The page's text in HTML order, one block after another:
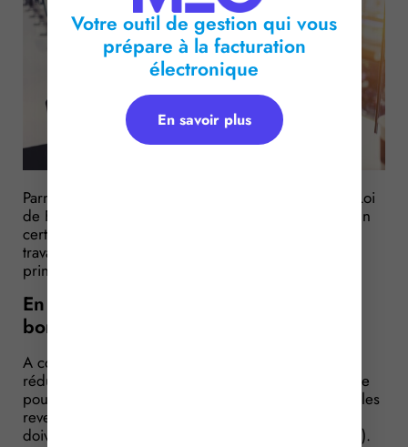
Parmi toutes les nouvelles dispositions issues de la Loi
de Financement de la Sécurité Sociale pour 2017, un
certain nombre intéresse plus particulièrement les
travailleurs indépendants : voici un panorama des
principales dispositions à connaître…
En matière de cotisations sociales : de
bonnes nouvelles ?
A compter du 1er janvier 2017, il est prévu une
réduction dégressive du taux de la cotisation maladie
pour les travailleurs indépendants disposant de faibles
revenus (les modalités précises de cette mesure
doivent encore être précisées par un Décret à venir).
Votre outil de gestion qui vous
prépare à la facturation
électronique
En savoir plus